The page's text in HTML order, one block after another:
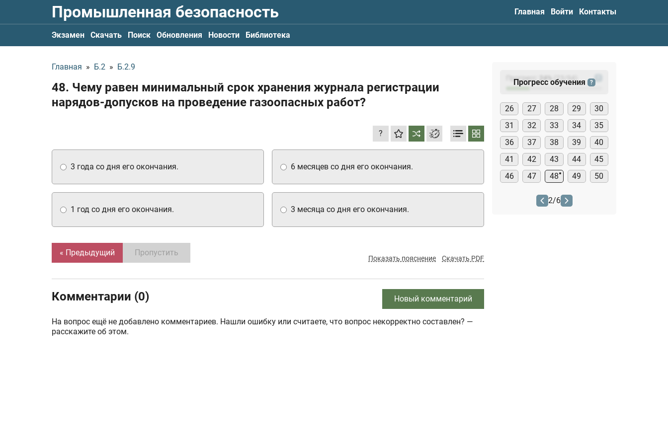
Промышленная безопасность Главная Войти Контакты
Экзамен Скачать Поиск Обновления Новости Библиотека
Главная » Б.2 » Б.2.9
48. Чему равен минимальный срок хранения журнала регистрации
нарядов-допусков на проведение газоопасных работ?
?
6 месяцев со дня его окончания.
3 года со дня его окончания.
3 месяца со дня его окончания.
1 год со дня его окончания.
« Предыдущий Пропустить
Показать пояснение Скачать PDF
Комментарии (0) Новый комментарий
На вопрос ещё не добавлено комментариев. Нашли ошибку или считаете, что вопрос некорректно составлен? —
расскажите об этом.
Прогресс: (23
Прогресс обучения ?
26 27 28 29
30
31
32 33 34
35
36
37 38 39
40
41
42 43 44
45
46
47 48 49 50
2/6